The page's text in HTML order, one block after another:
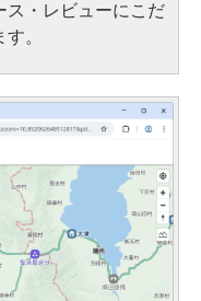
・レビューにこだ
。